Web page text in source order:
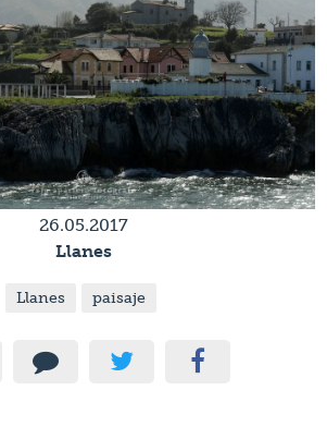
26.05.2017
Llanes
Llanes paisaje